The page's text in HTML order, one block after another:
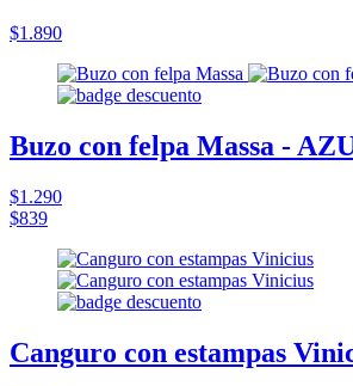
$1.890
Buzo con felpa Massa -
$1.290
$839
Canguro con estampas